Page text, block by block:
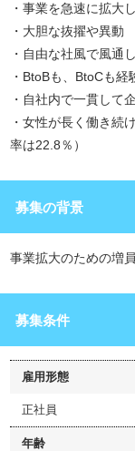
・事業を急速に拡大
・大胆な抜擢や異動
・自由な社風で風通
・BtoBも、BtoCも経
・自社内で一貫して
・女性が長く働き続
率は22.8％）
募集の背景
事業拡大のための増
募集条件
雇用形態
正社員
年齢